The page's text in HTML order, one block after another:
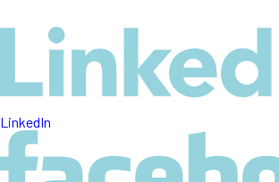
LinkedIn